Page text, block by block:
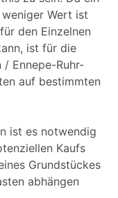
Wert ist
den Einzelnen
ist für die
/ Ennepe-Ruhr-
auf bestimmten
ist es notwendig
Kaufs
Grundstückes
abhängen